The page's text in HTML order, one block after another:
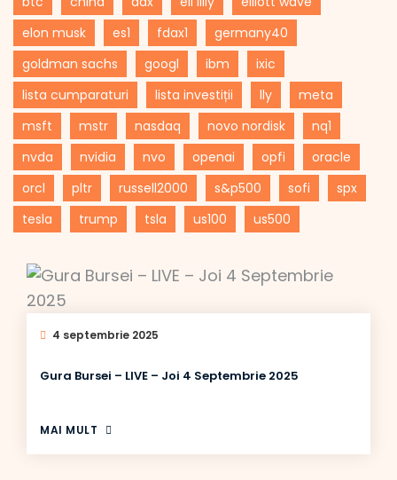
elon musk
es1 fdax1
germany40
goldman sachs
googl ibm
ixic
lista cumparaturi
lista investiții lly
meta
msft
mstr nasdaq novo nordisk
nq1
nvda
nvidia nvo openai opfi
oracle
orcl
pltr russell2000 s&p500 sofi
spx
tesla
trump tsla us100 us500
4 septembrie 2025
Gura Bursei – LIVE – Joi 4 Septembrie 2025
MAI MULT